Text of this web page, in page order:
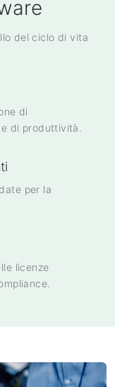
del ciclo di vita
di
di produttività.
per la
licenze